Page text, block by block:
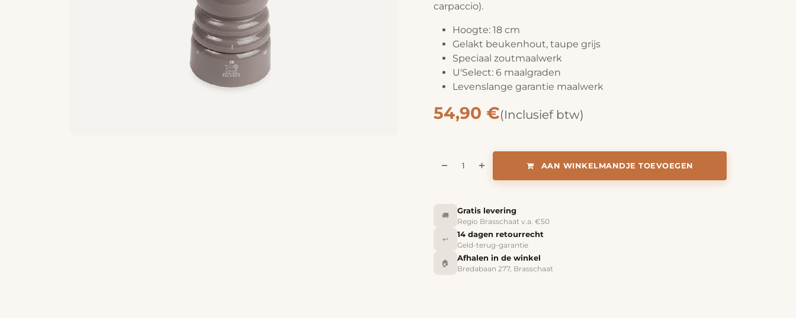
carpaccio).
Hoogte: 18 cm
Gelakt beukenhout, taupe grijs
Speciaal zoutmaalwerk
U'Select: 6 maalgraden
Levenslange garantie maalwerk
54,90 €(Inclusief btw)
AAN WINKELMANDJE TOEVOEGEN
🚚
Gratis levering
Regio Brasschaat v.a. €50
↩️
14 dagen retourrecht
Geld-terug-garantie
🏠
Afhalen in de winkel
Bredabaan 277, Brasschaat